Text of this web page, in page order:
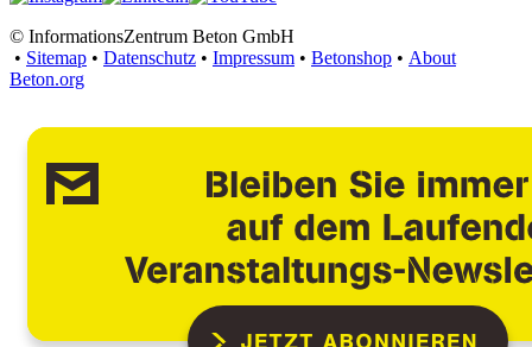
© InformationsZentrum Beton GmbH
• Sitemap • Datenschutz • Impressum • Betonshop • About
Beton.org